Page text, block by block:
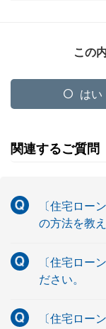
この
はい
関連するご質問
〔住宅ロー
の方法を教
〔住宅ロー
ださい。
〔住宅ロー